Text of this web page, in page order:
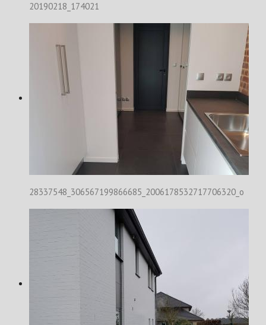
20190218_174021
28337548_306567199866685_2006178532717706320_o